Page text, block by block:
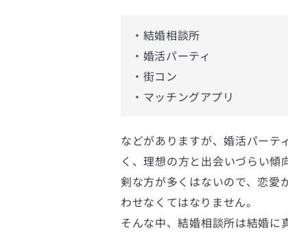
・結婚相談所
・婚活パーティ
・街コン
・マッチングアプリ
などがありますが、婚活パーテ
く、理想の方と出会いづらい傾
剣な方が多くはないので、恋愛
わせなくてはなりません。
そんな中、結婚相談所は結婚に